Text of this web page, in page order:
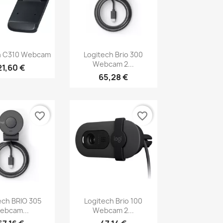
rapide
Webcam
€
Aperçu rapide
Logitech Brio 300
Webcam 2...
65,28 €
rapide
BRIO 305
favorite_border
Aperçu rapide
Logitech Brio 100
Webcam 2...
favorite_border